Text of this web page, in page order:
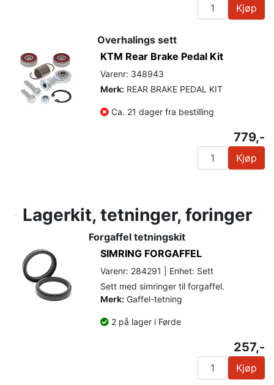
Kjøp
Overhalings sett
KTM Rear Brake Pedal Kit
Varenr: 348943
Merk: REAR BRAKE PEDAL KIT
Ca. 21 dager fra bestilling
779,-
Kjøp
Lagerkit, tetninger, foringer
Forgaffel tetningskit
SIMRING FORGAFFEL
Varenr: 284291 | Enhet: Sett
Sett med simringer til forgaffel.
Merk: Gaffel-tetning
2 på lager i Førde
257,-
Kjøp